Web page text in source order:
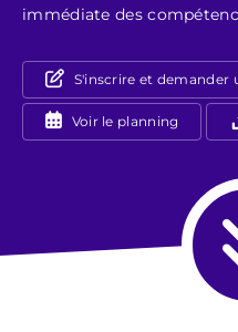
immédiate des
S'inscrire et demander
Voir le planning